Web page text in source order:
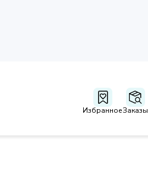
ИзбранноеЗаказы